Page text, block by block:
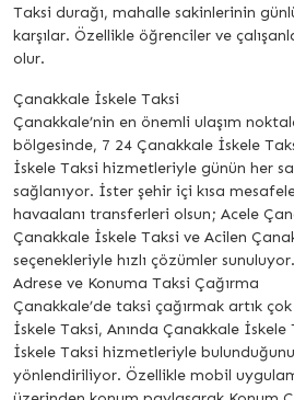
Taksi durağı, mahalle sakinlerinin
karşılar. Özellikle öğrenciler ve
olur.
Çanakkale İskele Taksi
Çanakkale’nin en önemli ulaşım
bölgesinde, 7 24 Çanakkale İskele
İskele Taksi hizmetleriyle günün her
sağlanıyor. İster şehir içi kısa
havaalanı transferleri olsun; Acele
Çanakkale İskele Taksi ve Acilen
seçenekleriyle hızlı çözümler sunuluyor.
Adrese ve Konuma Taksi Çağırma
Çanakkale’de taksi çağırmak artık
İskele Taksi, Anında Çanakkale İskele
İskele Taksi hizmetleriyle
yönlendiriliyor. Özellikle mobil